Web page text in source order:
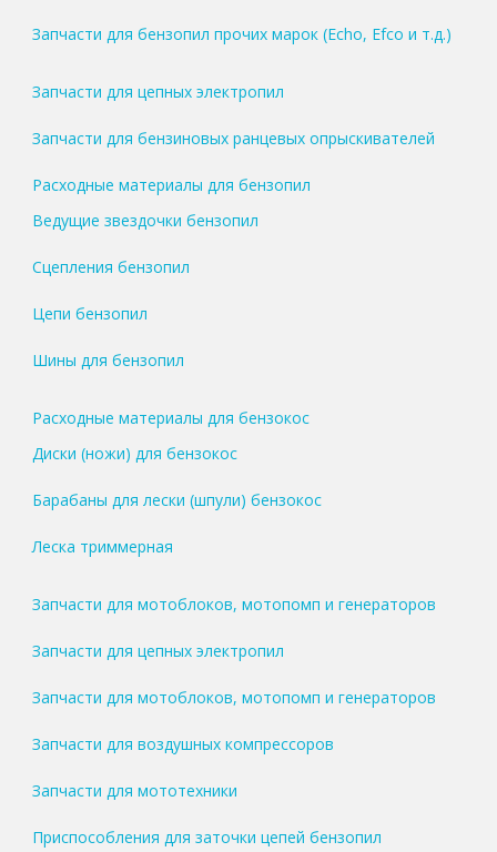
Запчасти для бензопил прочих марок (Echo, Efco и т.д.)
Запчасти для цепных электропил
Запчасти для бензиновых ранцевых опрыскивателей
Расходные материалы для бензопил
Ведущие звездочки бензопил
Сцепления бензопил
Цепи бензопил
Шины для бензопил
Расходные материалы для бензокос
Диски (ножи) для бензокос
Барабаны для лески (шпули) бензокос
Леска триммерная
Запчасти для мотоблоков, мотопомп и генераторов
Запчасти для цепных электропил
Запчасти для мотоблоков, мотопомп и генераторов
Запчасти для воздушных компрессоров
Запчасти для мототехники
Приспособления для заточки цепей бензопил